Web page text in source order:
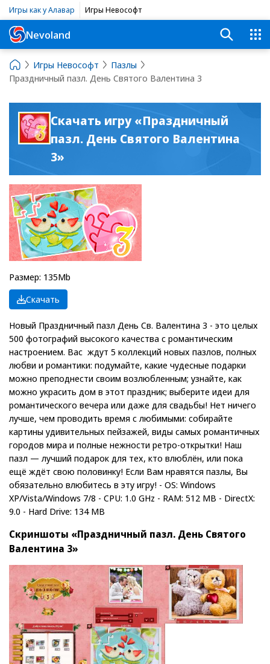
Игры как у Алавар Игры Невософт
Nevoland
Игры Невософт
Пазлы
Праздничный пазл. День Святого Валентина 3
Скачать игру «Праздничный
пазл. День Святого Валентина
3»
Размер: 135Mb
Скачать
Новый Праздничный пазл День Св. Валентина 3 - это целых
500 фотографий высокого качества с романтическим
настроением. Вас ждут 5 коллекций новых пазлов, полных
любви и романтики: подумайте, какие чудесные подарки
можно преподнести своим возлюбленным; узнайте, как
можно украсить дом в этот праздник; выберите идеи для
романтического вечера или даже для свадьбы! Нет ничего
лучше, чем проводить время с любимыми: собирайте
картины удивительных пейзажей, виды самых романтичных
городов мира и полные нежности ретро-открытки! Наш
пазл — лучший подарок для тех, кто влюблён, или пока
ещё ждёт свою половинку! Если Вам нравятся пазлы, Вы
обязательно влюбитесь в эту игру! - OS: Windows
XP/Vista/Windows 7/8 - CPU: 1.0 GHz - RAM: 512 MB - DirectX:
9.0 - Hard Drive: 134 MB
Скриншоты «Праздничный пазл. День Святого
Валентина 3»